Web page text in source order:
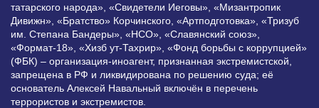
татарского народа», «Свидетели Иеговы», «Мизантропик
Дивижн», «Братство» Корчинского, «Артподготовка», «Тризуб
им. Степана Бандеры», «НСО», «Славянский союз»,
«Формат-18», «Хизб ут-Тахрир», «Фонд борьбы с коррупцией»
(ФБК) – организация-иноагент, признанная экстремистской,
запрещена в РФ и ликвидирована по решению суда; её
основатель Алексей Навальный включён в перечень
террористов и экстремистов.